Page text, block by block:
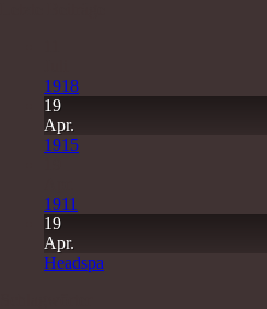
1918
19
Apr.
1915
1911
19
Apr.
Headspa